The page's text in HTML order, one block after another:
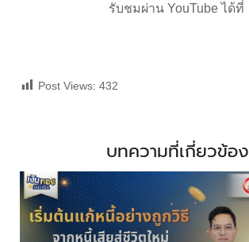
รับชมผ่าน YouTube ได้ที่
Post Views: 432
บทความที่เกี่ยวข้อง